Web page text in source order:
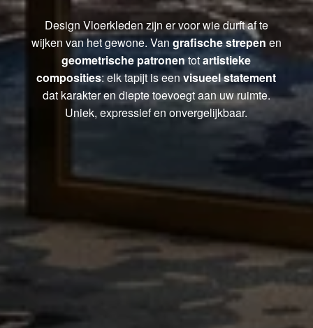
Design Vloerkleden zijn er voor wie durft af te
wijken van het gewone. Vangrafische strepen en
geometrische patronentotartistieke
composities: elk tapijt is eenvisueel statement
dat karakter en diepte toevoegt aan uw ruimte.
Uniek, expressief en onvergelijkbaar.